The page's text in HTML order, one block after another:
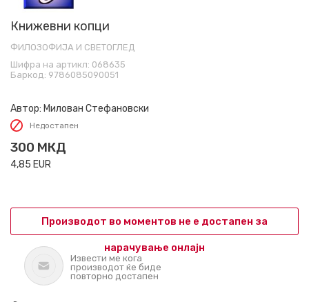
Книжевни копци
ФИЛОЗОФИЈА И СВЕТОГЛЕД
Шифра на артикл: 068635
Баркод: 9786085090051
Автор: Милован Стефановски
Недостапен
300 МКД
4,85 EUR
Производот во моментов не е достапен за
нарачување онлајн
Извести ме кога
производот ќе биде
повторно достапен